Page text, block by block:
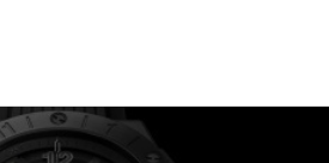
Automatisch
Hublot HUB1120